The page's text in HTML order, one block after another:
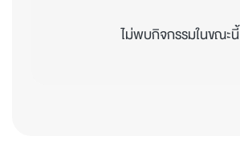
ไม่พบกิจกรรมในขณะนี้